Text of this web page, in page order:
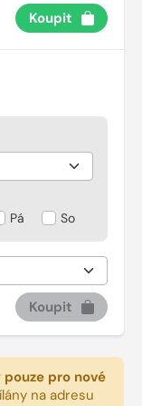
Koupit
Pá So
Koupit
pro nové
na adresu